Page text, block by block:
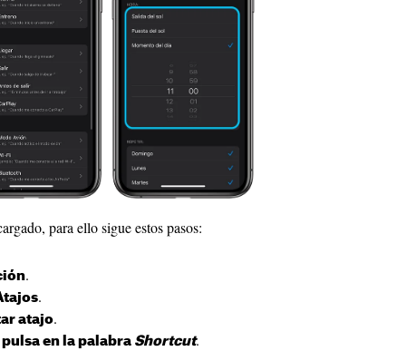
para ello sigue estos pasos:
.
.
atajo.
pulsa en la palabra Shortcut.